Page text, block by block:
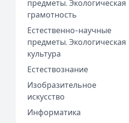
предметы. Экологическая
грамотность
Естественно-научные
предметы. Экологическая
культура
Естествознание
Изобразительное
искусство
Информатика